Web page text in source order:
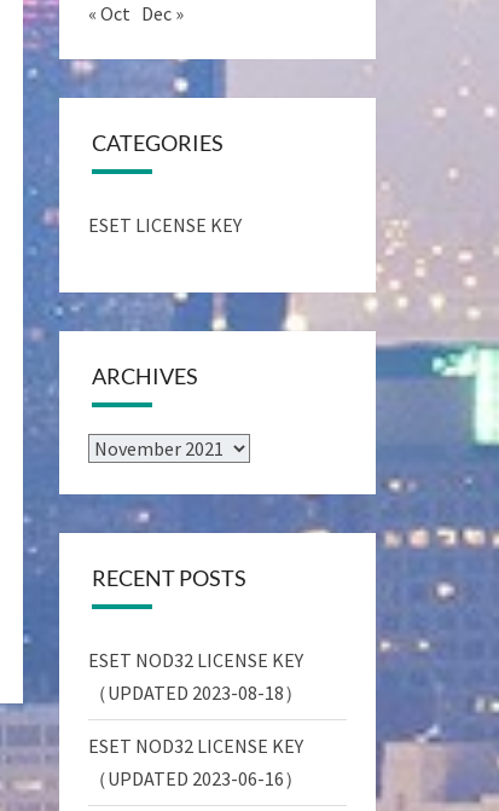
« Oct Dec »
CATEGORIES
ESET LICENSE KEY
ARCHIVES
Archives
RECENT POSTS
ESET NOD32 LICENSE KEY
（UPDATED 2023-08-18）
ESET NOD32 LICENSE KEY
（UPDATED 2023-06-16）